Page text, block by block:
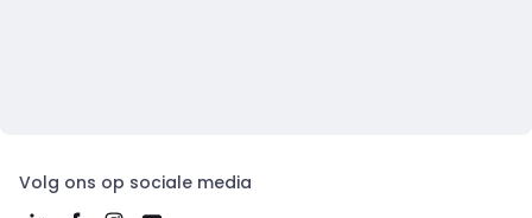
Volg ons op sociale media